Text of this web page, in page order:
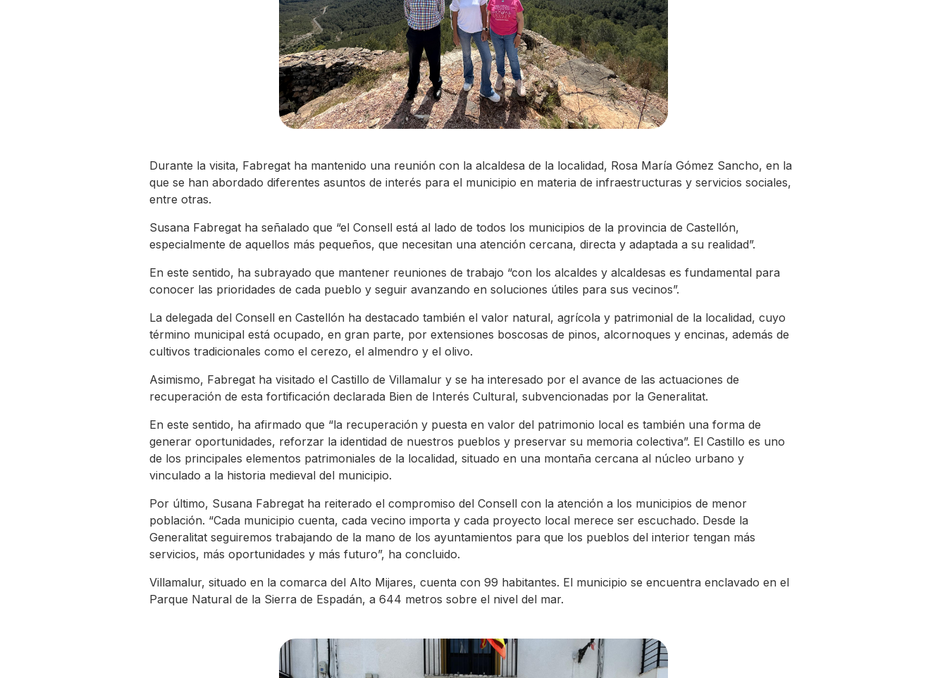
Durante la visita, Fabregat ha mantenido una reunión con la alcaldesa de la localidad, Rosa María Gómez Sancho, en la
que se han abordado diferentes asuntos de interés para el municipio en materia de infraestructuras y servicios sociales,
entre otras.
Susana Fabregat ha señalado que “el Consell está al lado de todos los municipios de la provincia de Castellón,
especialmente de aquellos más pequeños, que necesitan una atención cercana, directa y adaptada a su realidad”.
En este sentido, ha subrayado que mantener reuniones de trabajo “con los alcaldes y alcaldesas es fundamental para
conocer las prioridades de cada pueblo y seguir avanzando en soluciones útiles para sus vecinos”.
La delegada del Consell en Castellón ha destacado también el valor natural, agrícola y patrimonial de la localidad, cuyo
término municipal está ocupado, en gran parte, por extensiones boscosas de pinos, alcornoques y encinas, además de
cultivos tradicionales como el cerezo, el almendro y el olivo.
Asimismo, Fabregat ha visitado el Castillo de Villamalur y se ha interesado por el avance de las actuaciones de
recuperación de esta fortificación declarada Bien de Interés Cultural, subvencionadas por la Generalitat.
En este sentido, ha afirmado que “la recuperación y puesta en valor del patrimonio local es también una forma de
generar oportunidades, reforzar la identidad de nuestros pueblos y preservar su memoria colectiva”. El Castillo es uno
de los principales elementos patrimoniales de la localidad, situado en una montaña cercana al núcleo urbano y
vinculado a la historia medieval del municipio.
Por último, Susana Fabregat ha reiterado el compromiso del Consell con la atención a los municipios de menor
población. “Cada municipio cuenta, cada vecino importa y cada proyecto local merece ser escuchado. Desde la
Generalitat seguiremos trabajando de la mano de los ayuntamientos para que los pueblos del interior tengan más
servicios, más oportunidades y más futuro”, ha concluido.
Villamalur, situado en la comarca del Alto Mijares, cuenta con 99 habitantes. El municipio se encuentra enclavado en el
Parque Natural de la Sierra de Espadán, a 644 metros sobre el nivel del mar.